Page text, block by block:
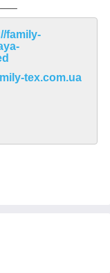
family-
tex.com.ua